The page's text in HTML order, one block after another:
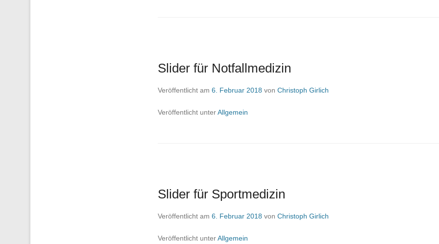
Slider für Notfallmedizin
Veröffentlicht am 6. Februar 2018 von Christoph Girlich
Veröffentlicht unterAllgemein
Slider für Sportmedizin
Veröffentlicht am 6. Februar 2018 von Christoph Girlich
Veröffentlicht unterAllgemein